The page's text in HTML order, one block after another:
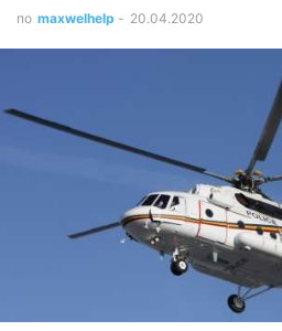
по maxwelhelp - 20.04.2020